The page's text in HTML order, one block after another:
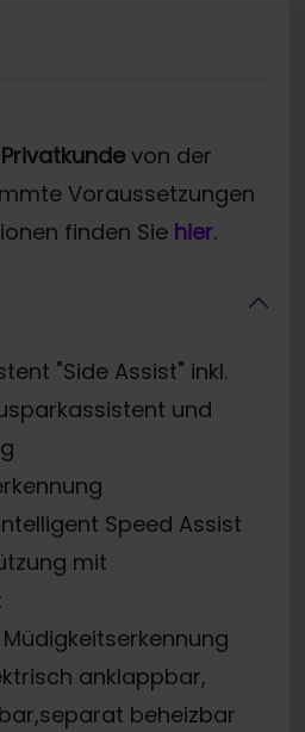
Privatkunde von der
Voraussetzungen
finden Sie hier.
"Side Assist" inkl.
und
Speed Assist
mit
anklappbar,
beheizbar